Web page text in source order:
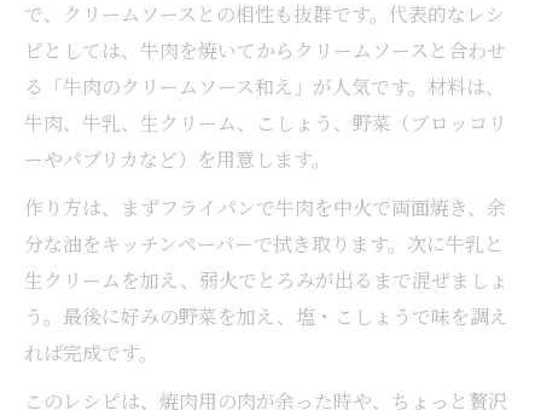
で、クリームソースとの相性も抜群です。代表的なレシ
ピとしては、牛肉を焼いてからクリームソースと合わせ
る「牛肉のクリームソース和え」が人気です。材料は、
牛肉、牛乳、生クリーム、こしょう、野菜（ブロッコリ
ーやパプリカなど）を用意します。
作り方は、まずフライパンで牛肉を中火で両面焼き、余
分な油をキッチンペーパーで拭き取ります。次に牛乳と
生クリームを加え、弱火でとろみが出るまで混ぜましょ
う。最後に好みの野菜を加え、塩・こしょうで味を調え
れば完成です。
このレシピは、焼肉用の肉が余った時や、ちょっと贅沢